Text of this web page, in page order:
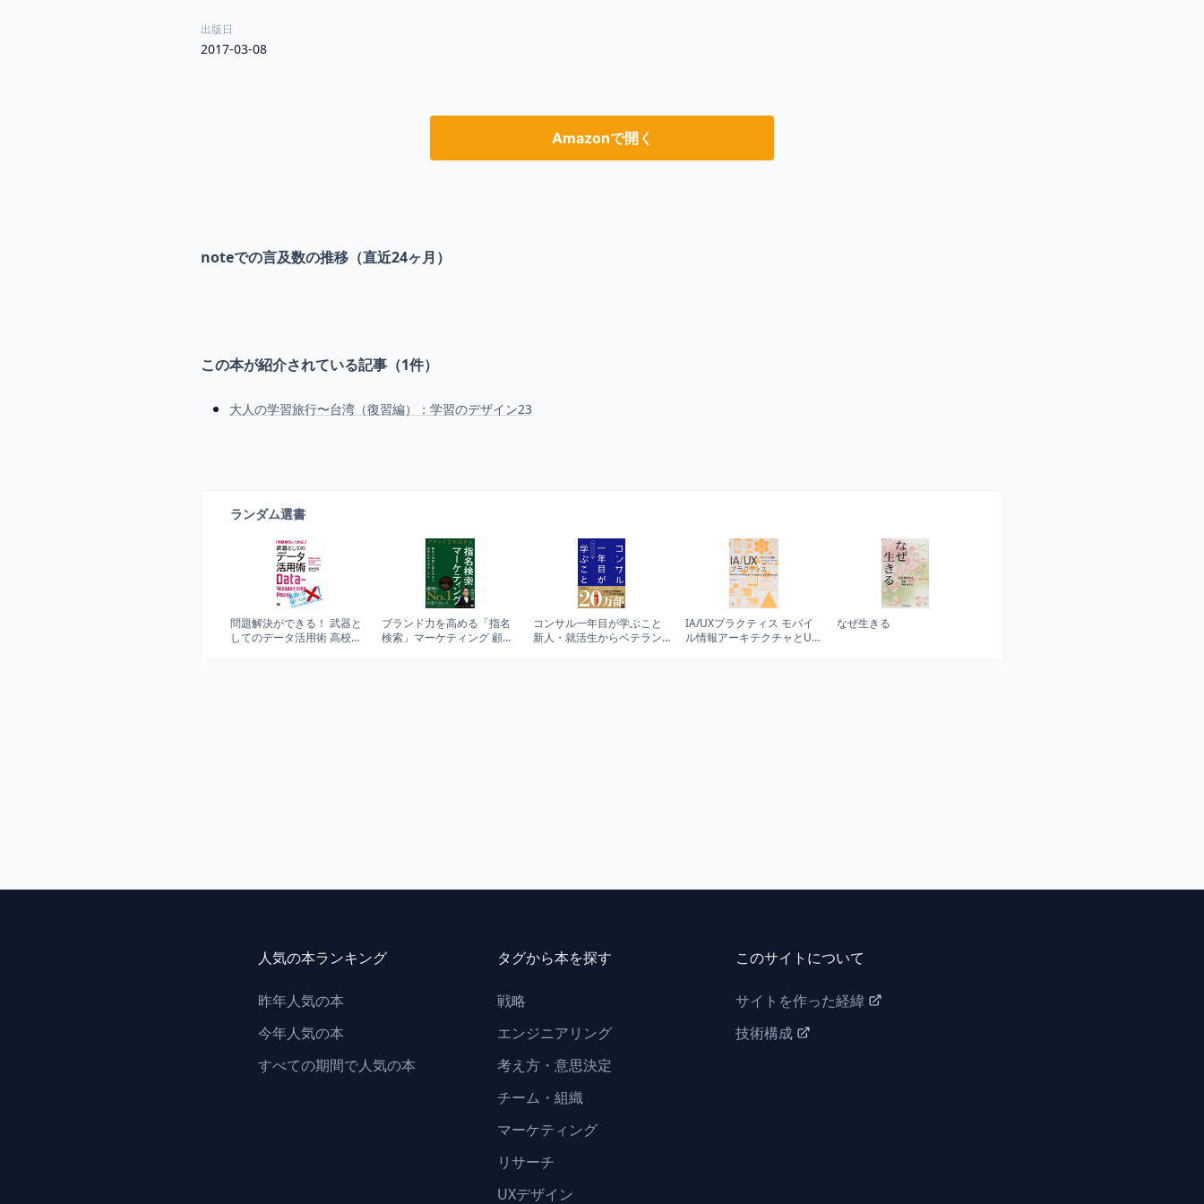
出版日
2017-03-08
Amazonで開く
noteでの言及数の推移（直近24ヶ月）
この本が紹介されている記事（1件）
大人の学習旅行〜台湾（復習編）：学習のデザイン23
ランダム選書
問題解決ができる！ 武器と
してのデータ活用術 高校
ブランド力を高める「指名
検索」マーケティング 顧客
コンサル一年目が学ぶこと
新人・就活生からベテラン
IA/UXプラクティス モバイ
ル情報アーキテクチャとUX
なぜ生きる
人気の本ランキング
昨年人気の本
今年人気の本
すべての期間で人気の本
タグから本を探す
戦略
エンジニアリング
考え方・意思決定
チーム・組織
マーケティング
リサーチ
UXデザイン
このサイトについて
サイトを作った経緯
技術構成